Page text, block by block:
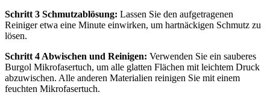
Schritt 3 Schmutzablösung: Lassen Sie den aufgetragenen
Reiniger etwa eine Minute einwirken, um hartnäckigen Schmutz zu
lösen.
Schritt 4 Abwischen und Reinigen: Verwenden Sie ein sauberes
Burgol Mikrofasertuch, um alle glatten Flächen mit leichtem Druck
abzuwischen. Alle anderen Materialien reinigen Sie mit einem
feuchten Mikrofasertuch.